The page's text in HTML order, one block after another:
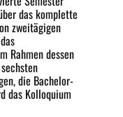
das komplette
zweitägigen
Rahmen dessen
die Bachelor-
das Kolloquium